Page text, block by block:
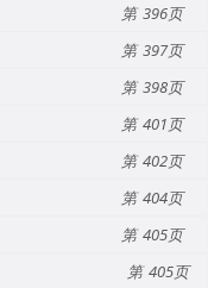
396
397
398
401
402
404
405
405